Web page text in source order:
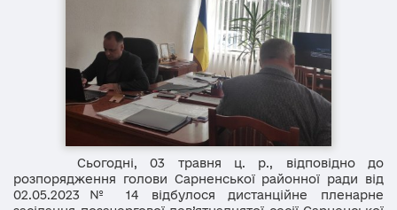
Сьогодні, 03 травня ц. р., відповідно до
розпорядження голови Сарненської районної ради від
02.05.2023№ 14 відбулося дистанційне пленарне